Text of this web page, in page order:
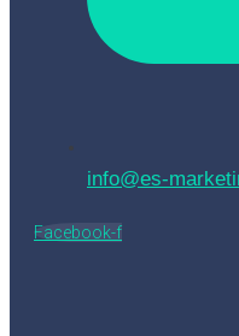
info@es-
Facebook-f